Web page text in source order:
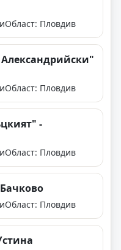
Област: Пловдив
Област: Пловдив
-
Област: Пловдив
Област: Пловдив